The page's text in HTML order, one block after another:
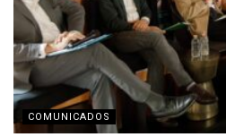
COMUNICADOS